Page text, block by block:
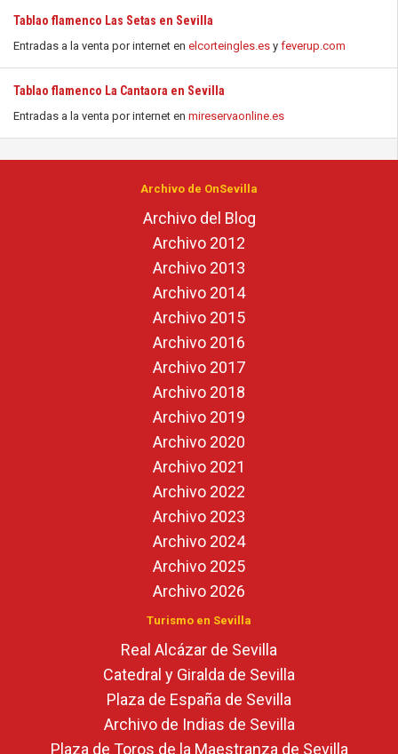
Tablao flamenco Las Setas en Sevilla
Entradas a la venta por internet en elcorteingles.es y feverup.com
Tablao flamenco La Cantaora en Sevilla
Entradas a la venta por internet en mireservaonline.es
Archivo de OnSevilla
Archivo del Blog
Archivo 2012
Archivo 2013
Archivo 2014
Archivo 2015
Archivo 2016
Archivo 2017
Archivo 2018
Archivo 2019
Archivo 2020
Archivo 2021
Archivo 2022
Archivo 2023
Archivo 2024
Archivo 2025
Archivo 2026
Turismo en Sevilla
Real Alcázar de Sevilla
Catedral y Giralda de Sevilla
Plaza de España de Sevilla
Archivo de Indias de Sevilla
Plaza de Toros de la Maestranza de Sevilla